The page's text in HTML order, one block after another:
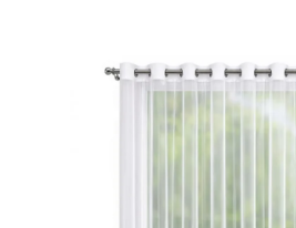
0,0
z